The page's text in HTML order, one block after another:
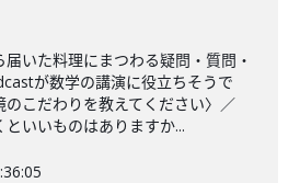
いた料理にまつわる疑問・質問・
が数学の講演に役立ちそうで
こだわりを教えてください〉／
といいものはありますか...